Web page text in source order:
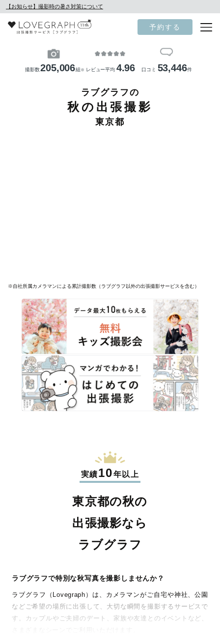
【お知らせ】撮影時の暑さ対策について
予約する
撮影数205,006組 ※ レビュー平均 4.96 口コミ 53,446件
ラブグラフの
秋の出張撮影
東京都
※自社所属カメラマンによる累計撮影数（ラブグラフ以外の出張撮影サービスを含む）
実績10年以上
東京都の秋の
出張撮影なら
ラブグラフ
ラブグラフで特別な秋写真を撮影しませんか？
ラブグラフ（Lovegraph）は、カメラマンがご自宅や神社、公園
などご希望の場所に出張して、大切な瞬間を撮影するサービスで
す。カップルやご夫婦のデート、家族や友達とのイベントなど、